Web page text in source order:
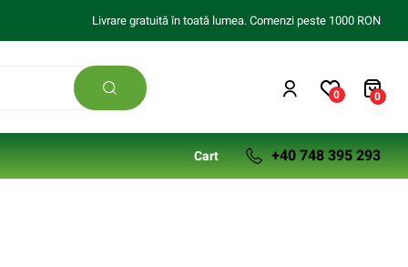
Livrare gratuită în toată lumea. Comenzi peste 1000 RON
0 0
Cart +40 748 395 293